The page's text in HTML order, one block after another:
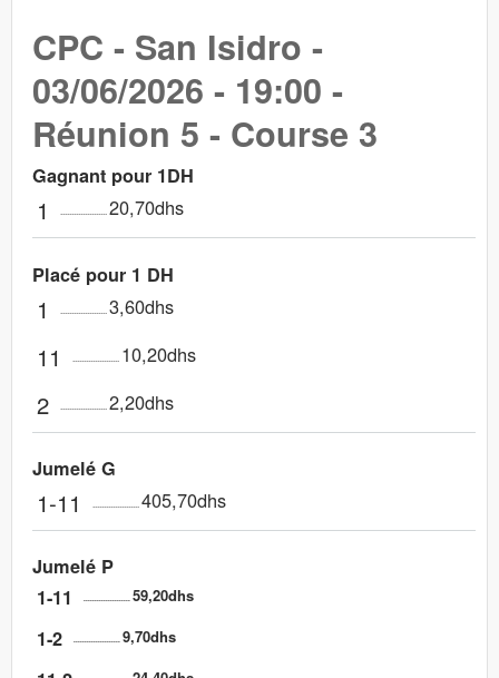
CPC - San Isidro -
03/06/2026 - 19:00 -
Réunion 5 - Course 3
Gagnant pour 1DH
1 20,70dhs
Placé pour 1 DH
1 3,60dhs
11 10,20dhs
2 2,20dhs
Jumelé G
1-11 405,70dhs
Jumelé P
1-11
59,20dhs
1-2 9,70dhs